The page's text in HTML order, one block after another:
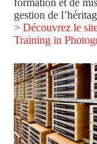
gestion de
> Découvrez le
Training in